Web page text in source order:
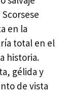
en la
total en el
historia.
gélida y
de vista